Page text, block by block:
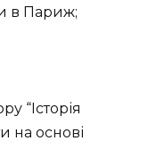
в Париж;
“Історія
на основі